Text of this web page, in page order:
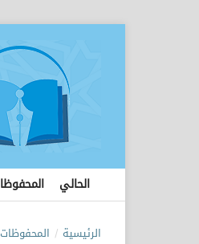
الحالي
الرئيسية / المحفوظات